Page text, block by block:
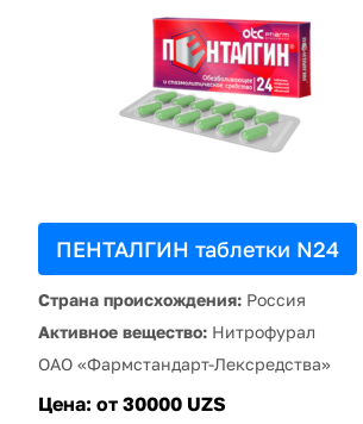
ПЕНТАЛГИН таблетки N24
Страна происхождения: Россия
Активное вещество: Нитрофурал
ОАО «Фармстандарт-Лексредства»
Цена: от 30000 UZS